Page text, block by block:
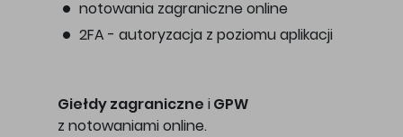
notowania zagraniczne online
2FA - autoryzacja z poziomu aplikacji
Giełdy zagraniczne i GPW
z notowaniami online.